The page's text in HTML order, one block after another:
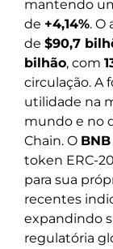
mantendo
de +4,14%. O
de $90,7
bilhão, com
circulação. A
utilidade na
mundo e no
Chain. O BNB
token ERC-
para sua
recentes
expandindo
regulatória